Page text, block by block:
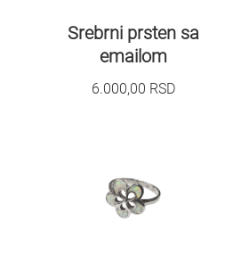
Srebrni prsten sa
emailom
6.000,00 RSD